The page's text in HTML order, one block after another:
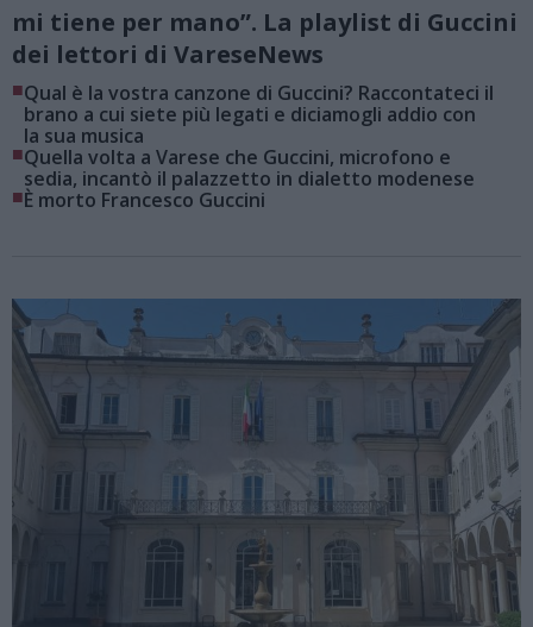
mi tiene per mano”. La playlist di Guccini
dei lettori di VareseNews
■Qual è la vostra canzone di Guccini? Raccontateci il
brano a cui siete più legati e diciamogli addio con
la sua musica
■Quella volta a Varese che Guccini, microfono e
sedia, incantò il palazzetto in dialetto modenese
■È morto Francesco Guccini